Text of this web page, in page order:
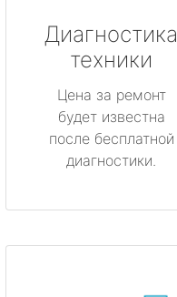
Диагностика
техники
Цена за ремонт
будет известна
после бесплатной
диагностики.